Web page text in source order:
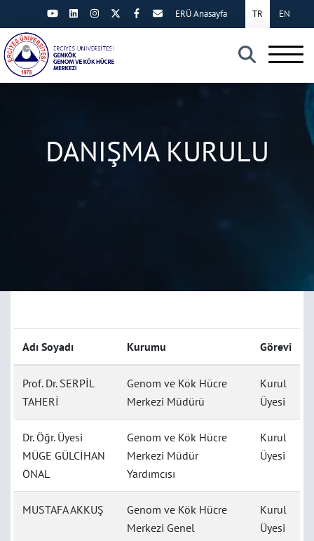
×
TR EN
ERÜ Anasayfa
DANIŞMA KURULU
Adı Soyadı Kurumu Görevi
Prof. Dr. SERPİL
TAHERİ
Genom ve Kök Hücre
Merkezi Müdürü
Kurul
Üyesi
Dr. Öğr. Üyesi
MÜGE GÜLCİHAN
ÖNAL
Genom ve Kök Hücre
Merkezi Müdür
Yardımcısı
Kurul
Üyesi
MUSTAFA AKKUŞ
Genom ve Kök Hücre
Merkezi Genel
Kurul
Üyesi